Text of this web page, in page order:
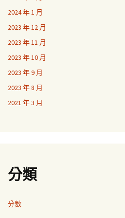
2024 年 1 月
2023 年 12 月
2023 年 11 月
2023 年 10 月
2023 年 9 月
2023 年 8 月
2021 年 3 月
分類
分數